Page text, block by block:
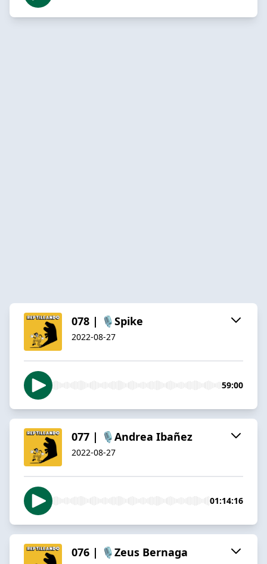
078 | 🎙️Spike
2022-08-27
59:00
077 | 🎙️Andrea Ibañez
2022-08-27
01:14:16
076 | 🎙️Zeus Bernaga